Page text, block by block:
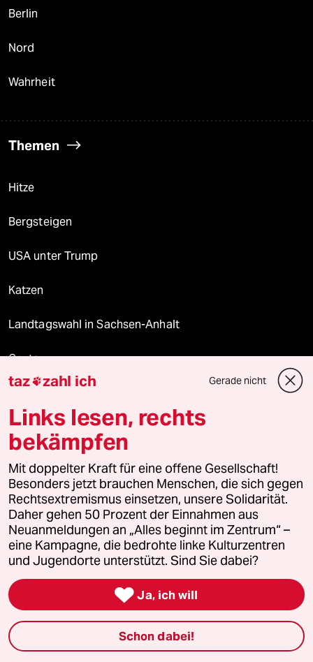
Berlin
Nord
Wahrheit
Themen
Hitze
Bergsteigen
USA unter Trump
Katzen
Landtagswahl in Sachsen-Anhalt
Ceuta
Aktuelles
Hausblog
Die Seitenwende
Stellen
Presse
taz zahl ich Gerade nicht
Links lesen, rechts
bekämpfen
Mit doppelter Kraft für eine offene Gesellschaft!
Besonders jetzt brauchen Menschen, die sich gegen
Rechtsextremismus einsetzen, unsere Solidarität.
Daher gehen 50 Prozent der Einnahmen aus
Neuanmeldungen an „Alles beginnt im Zentrum“ –
eine Kampagne, die bedrohte linke Kulturzentren
und Jugendorte unterstützt. Sind Sie dabei?
 Ja, ich will
Schon dabei!